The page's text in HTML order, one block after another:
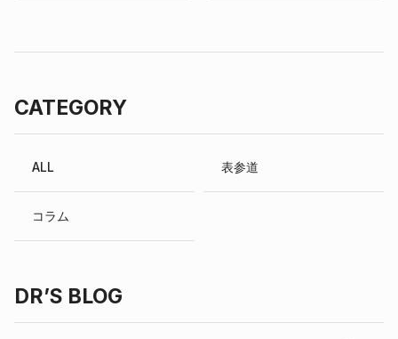
CATEGORY
ALL 表参道
コラム
DR’S BLOG